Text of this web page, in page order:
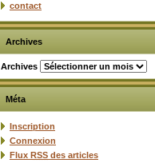
contact
Archives
Archives
Méta
Inscription
Connexion
Flux RSS des articles